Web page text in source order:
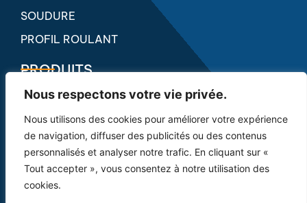
Nous respectons votre vie privée.
Nous utilisons des cookies pour améliorer votre expérience
de navigation, diffuser des publicités ou des contenus
personnalisés et analyser notre trafic. En cliquant sur «
Tout accepter », vous consentez à notre utilisation des
cookies.
-
f
-
i
n
SOUDURE
PROFIL ROULANT
PRODUITS
CONDUITS D'AIR
RAMPES
CLÔTURE